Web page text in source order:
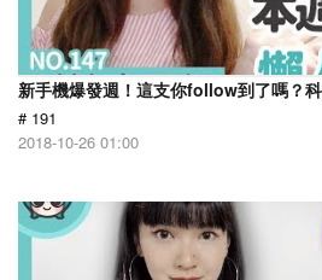
新手機爆發週！這支你follow到了嗎？
# 191
2018-10-26 01:00